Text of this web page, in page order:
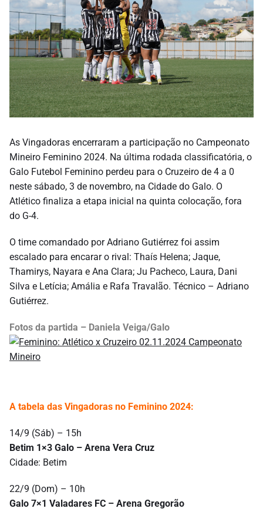
As Vingadoras encerraram a participação no Campeonato
Mineiro Feminino 2024. Na última rodada classificatória, o
Galo Futebol Feminino perdeu para o Cruzeiro de 4 a 0
neste sábado, 3 de novembro, na Cidade do Galo. O
Atlético finaliza a etapa inicial na quinta colocação, fora
do G-4.
O time comandado por Adriano Gutiérrez foi assim
escalado para encarar o rival: Thaís Helena; Jaque,
Thamirys, Nayara e Ana Clara; Ju Pacheco, Laura, Dani
Silva e Letícia; Amália e Rafa Travalão. Técnico – Adriano
Gutiérrez.
Fotos da partida – Daniela Veiga/Galo
A tabela das Vingadoras no Feminino 2024:
14/9 (Sáb) – 15h
Betim 1×3 Galo – Arena Vera Cruz
Cidade: Betim
22/9 (Dom) – 10h
Galo 7×1 Valadares FC – Arena Gregorão